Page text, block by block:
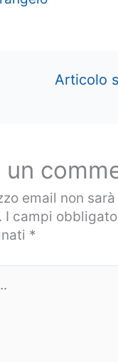
Articolo
un
email non sarà
I campi
*